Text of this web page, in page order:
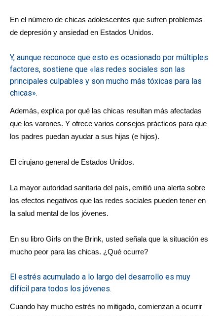
En el número de chicas adolescentes que sufren problemas
de depresión y ansiedad en Estados Unidos.
Y, aunque reconoce que esto es ocasionado por múltiples
factores, sostiene que «las redes sociales son las
principales culpables y son mucho más tóxicas para las
chicas».
Además, explica por qué las chicas resultan más afectadas
que los varones. Y ofrece varios consejos prácticos para que
los padres puedan ayudar a sus hijas (e hijos).
El cirujano general de Estados Unidos.
La mayor autoridad sanitaria del país, emitió una alerta sobre
los efectos negativos que las redes sociales pueden tener en
la salud mental de los jóvenes.
En su libro Girls on the Brink, usted señala que la situación es
mucho peor para las chicas. ¿Qué ocurre?
El estrés acumulado a lo largo del desarrollo es muy
difícil para todos los jóvenes.
Cuando hay mucho estrés no mitigado, comienzan a ocurrir